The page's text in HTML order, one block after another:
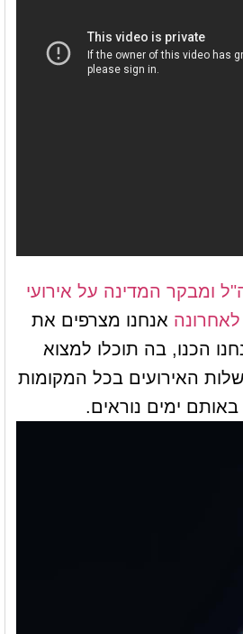
ומבקר המדינה על אירועי
אנחנו מצרפים את
הכנו, בה תוכלו למצוא
האירועים בכל המקומות
ימים נוראים.